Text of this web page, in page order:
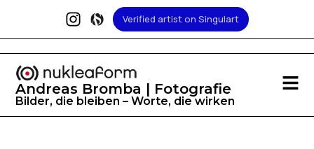
Verified artist on Singulart
Andreas Bromba | Fotografie
Bilder, die bleiben – Worte, die wirken